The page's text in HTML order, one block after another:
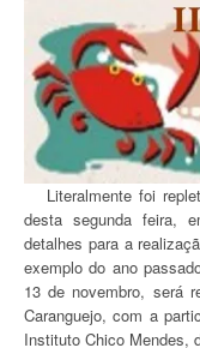
Literalmente foi
desta segunda feira,
detalhes para a
exemplo do ano
13 de novembro, será
Caranguejo, com a
Instituto Chico Mendes,